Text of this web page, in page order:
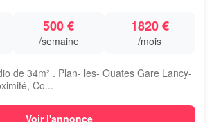
500 €
/semaine
1820 €
/mois
de 34m² . Plan- les- Ouates Gare Lancy-
Co...
Voir l'annonce